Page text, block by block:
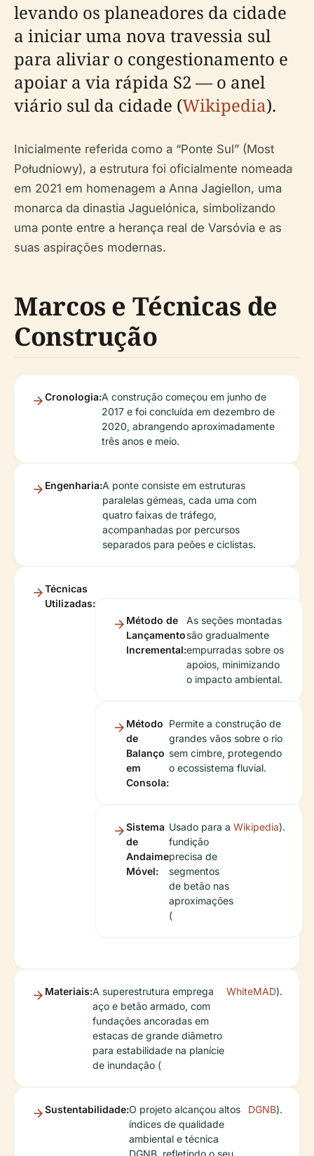
levando os planeadores da cidade
a iniciar uma nova travessia sul
para aliviar o congestionamento e
apoiar a via rápida S2 — o anel
viário sul da cidade (Wikipedia).
Inicialmente referida como a “Ponte Sul” (Most
Południowy), a estrutura foi oficialmente nomeada
em 2021 em homenagem a Anna Jagiellon, uma
monarca da dinastia Jaguelónica, simbolizando
uma ponte entre a herança real de Varsóvia e as
suas aspirações modernas.
Marcos e Técnicas de
Construção
Cronologia:A construção começou em junho de
2017 e foi concluída em dezembro de
2020, abrangendo aproximadamente
três anos e meio.
Engenharia:A ponte consiste em estruturas
paralelas gémeas, cada uma com
quatro faixas de tráfego,
acompanhadas por percursos
separados para peões e ciclistas.
Técnicas
Utilizadas:
Método de
Lançamento
Incremental:
As seções montadas
são gradualmente
empurradas sobre os
apoios, minimizando
o impacto ambiental.
Método
de
Balanço
em
Consola:
Permite a construção de
grandes vãos sobre o rio
sem cimbre, protegendo
o ecossistema fluvial.
Sistema
de
Andaime
Móvel:
Usado para a
fundição
precisa de
segmentos
de betão nas
aproximações
(
Wikipedia).
Materiais:A superestrutura emprega
aço e betão armado, com
fundações ancoradas em
estacas de grande diâmetro
para estabilidade na planície
de inundação (
WhiteMAD).
Sustentabilidade:O projeto alcançou altos
índices de qualidade
ambiental e técnica
DGNB, refletindo o seu
DGNB).